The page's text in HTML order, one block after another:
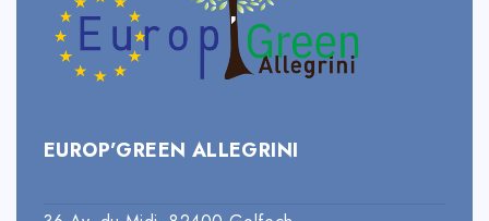
EUROP’GREEN ALLEGRINI